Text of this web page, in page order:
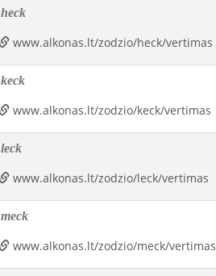
heck
www.alkonas.lt/zodzio/heck/vertimas
keck
www.alkonas.lt/zodzio/keck/vertimas
leck
www.alkonas.lt/zodzio/leck/vertimas
meck
www.alkonas.lt/zodzio/meck/vertimas